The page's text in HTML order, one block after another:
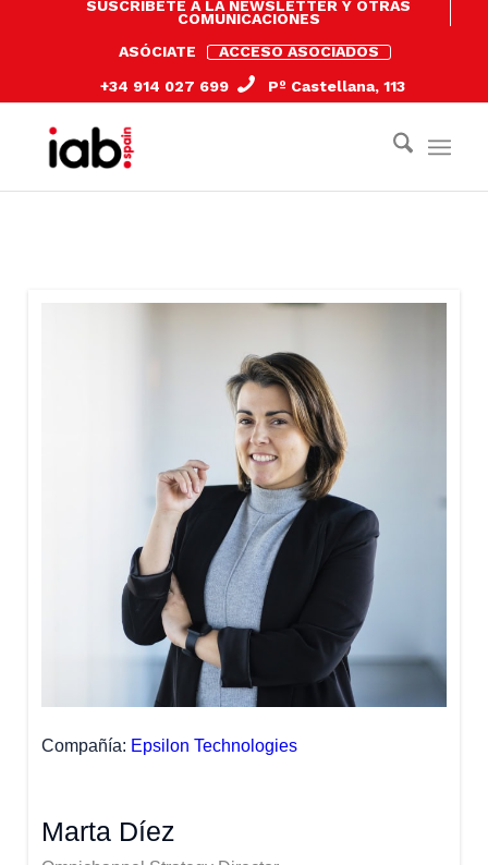
SUSCRÍBETE A LA NEWSLETTER Y OTRAS
COMUNICACIONES
ASÓCIATE
ACCESO ASOCIADOS
+34 914 027 699
Pº Castellana, 113
Compañía Epsilon Technologies
Marta Díez